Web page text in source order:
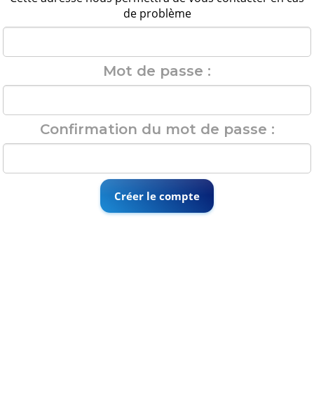
de problème
Mot de passe :
Confirmation du mot de passe :
Créer le compte